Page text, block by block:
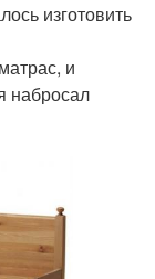
изготовить
и
набросал